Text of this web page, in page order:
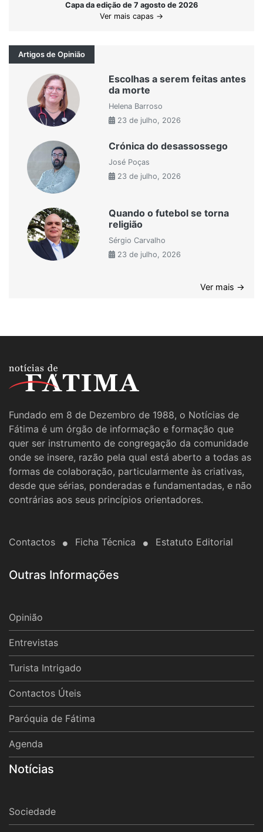
Capa da edição de 7 agosto de 2026
Ver mais capas →
Artigos de Opinião
Escolhas a serem feitas antes
da morte
Helena Barroso
23 de julho, 2026
Crónica do desassossego
José Poças
23 de julho, 2026
Quando o futebol se torna
religião
Sérgio Carvalho
23 de julho, 2026
Ver mais →
Fundado em 8 de Dezembro de 1988, o Notícias de
Fátima é um órgão de informação e formação que
quer ser instrumento de congregação da comunidade
onde se insere, razão pela qual está aberto a todas as
formas de colaboração, particularmente às criativas,
desde que sérias, ponderadas e fundamentadas, e não
contrárias aos seus princípios orientadores.
Contactos Ficha Técnica Estatuto Editorial
Outras Informações
Opinião
Entrevistas
Turista Intrigado
Contactos Úteis
Paróquia de Fátima
Agenda
Notícias
Sociedade